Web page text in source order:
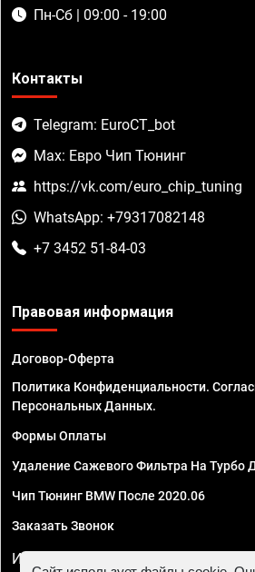
Пн-Сб | 09:00 - 19:00
Контакты
Telegram: EuroCT_bot
Max: Евро Чип Тюнинг
https://vk.com/euro_chip_tuning
WhatsApp: +79317082148
+7 3452 51-84-03
Правовая информация
Договор-Оферта
Политика Конфиденциальности.
Персональных Данных.
Формы Оплаты
Удаление Сажевого Фильтра На Турбо
Чип Тюнинг BMW После 2020.06
Заказать Звонок
ИП Смирнов Георгий Павлович.